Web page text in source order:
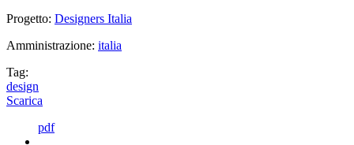
Progetto: Designers Italia
Amministrazione: italia
Tag:
design
Scarica
pdf